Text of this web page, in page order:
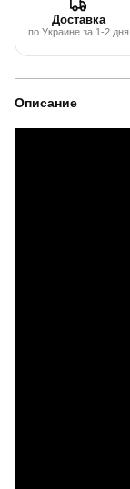
Доставка
по Украине за 1-2 дня
Описание